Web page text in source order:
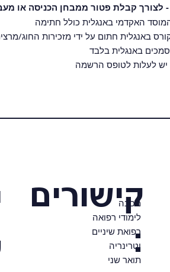
לצורך קבלת פטור ממבחן הכניסה או
האקדמי באנגלית כולל חתימה
באנגלית חתום על ידי מזכירות החוג/
באנגלית בלבד
לעלות לטופס הרשמה
קישורים
:
מכינה
לימודי רפואה
רפואת שיניים
וטרינריה
תואר שני